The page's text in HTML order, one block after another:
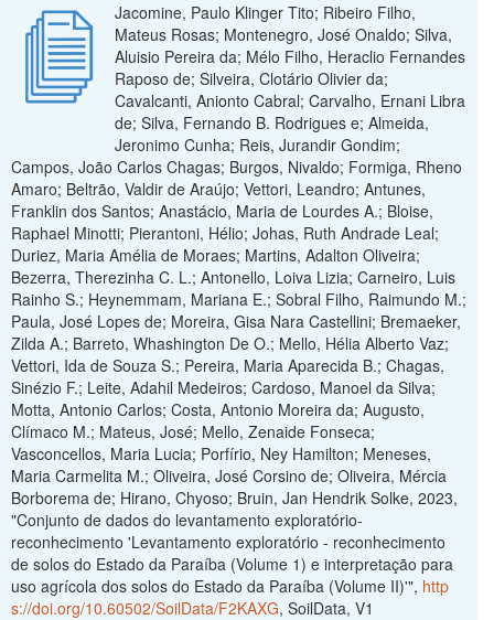
Jacomine, Paulo Klinger Tito; Ribeiro Filho,
Mateus Rosas; Montenegro, José Onaldo; Silva,
Aluisio Pereira da; Mélo Filho, Heraclio Fernandes
Raposo de; Silveira, Clotário Olivier da;
Cavalcanti, Anionto Cabral; Carvalho, Ernani Libra
de; Silva, Fernando B. Rodrigues e; Almeida,
Jeronimo Cunha; Reis, Jurandir Gondim;
Campos, João Carlos Chagas; Burgos, Nivaldo; Formiga, Rheno
Amaro; Beltrão, Valdir de Araújo; Vettori, Leandro; Antunes,
Franklin dos Santos; Anastácio, Maria de Lourdes A.; Bloise,
Raphael Minotti; Pierantoni, Hélio; Johas, Ruth Andrade Leal;
Duriez, Maria Amélia de Moraes; Martins, Adalton Oliveira;
Bezerra, Therezinha C. L.; Antonello, Loiva Lizia; Carneiro, Luis
Rainho S.; Heynemmam, Mariana E.; Sobral Filho, Raimundo M.;
Paula, José Lopes de; Moreira, Gisa Nara Castellini; Bremaeker,
Zilda A.; Barreto, Whashington De O.; Mello, Hélia Alberto Vaz;
Vettori, Ida de Souza S.; Pereira, Maria Aparecida B.; Chagas,
Sinézio F.; Leite, Adahil Medeiros; Cardoso, Manoel da Silva;
Motta, Antonio Carlos; Costa, Antonio Moreira da; Augusto,
Clímaco M.; Mateus, José; Mello, Zenaide Fonseca;
Vasconcellos, Maria Lucia; Porfírio, Ney Hamilton; Meneses,
Maria Carmelita M.; Oliveira, José Corsino de; Oliveira, Mércia
Borborema de; Hirano, Chyoso; Bruin, Jan Hendrik Solke, 2023,
"Conjunto de dados do levantamento exploratório-
reconhecimento 'Levantamento exploratório - reconhecimento
de solos do Estado da Paraíba (Volume 1) e interpretação para
uso agrícola dos solos do Estado da Paraíba (Volume II)'", http
s://doi.org/10.60502/SoilData/F2KAXG, SoilData, V1